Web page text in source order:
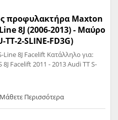
προφυλακτήρα Maxton
8J (2006-2013) - Μαύρο
2-SLINE-FD3G)
Κατάλληλο για:
Περισσότερα